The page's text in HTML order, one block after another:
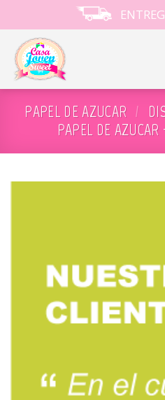
to
content
PAPEL DE AZUCAR /
PAPEL DE